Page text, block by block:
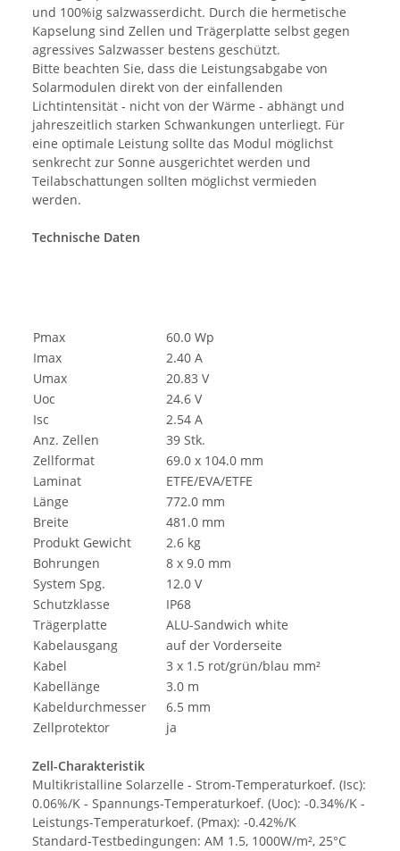
und 100%ig salzwasserdicht. Durch die hermetische
Kapselung sind Zellen und Trägerplatte selbst gegen
agressives Salzwasser bestens geschützt.
Bitte beachten Sie, dass die Leistungsabgabe von
Solarmodulen direkt von der einfallenden
Lichtintensität - nicht von der Wärme - abhängt und
jahreszeitlich starken Schwankungen unterliegt. Für
eine optimale Leistung sollte das Modul möglichst
senkrecht zur Sonne ausgerichtet werden und
Teilabschattungen sollten möglichst vermieden
werden.
Technische Daten
Pmax
60.0 Wp
Imax
2.40 A
Umax
20.83 V
Uoc
24.6 V
Isc
2.54 A
Anz. Zellen
39 Stk.
Zellformat
69.0 x 104.0 mm
Laminat
ETFE/EVA/ETFE
Länge
772.0 mm
Breite
481.0 mm
Produkt Gewicht
2.6 kg
Bohrungen
8 x 9.0 mm
System Spg.
12.0 V
Schutzklasse
IP68
Trägerplatte
ALU-Sandwich white
Kabelausgang
auf der Vorderseite
Kabel
3 x 1.5 rot/grün/blau mm²
Kabellänge
3.0 m
Kabeldurchmesser
6.5 mm
Zellprotektor
ja
Zell-Charakteristik
Multikristalline Solarzelle - Strom-Temperaturkoef. (Isc):
0.06%/K - Spannungs-Temperaturkoef. (Uoc): -0.34%/K -
Leistungs-Temperaturkoef. (Pmax): -0.42%/K
Standard-Testbedingungen: AM 1.5, 1000W/m², 25°C